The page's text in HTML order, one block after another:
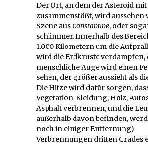
Der Ort, an dem der Asteroid
zusammenstößt, wird aussehen
Szene ausConstantine, oder
schlimmer. Innerhalb des
1.000 Kilometern um die
wird die Erdkruste verdampfen,
menschliche Auge wird einen
sehen, der größer aussieht als
Die Hitze wird dafür sorgen,
Vegetation, Kleidung, Holz,
Asphalt verbrennen, und die
außerhalb davon befinden,
noch in einiger Entfernung)
Verbrennungen dritten Grades